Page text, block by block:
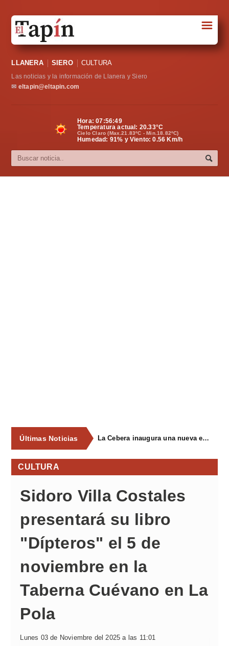
Sociedad
Política
Cultura
☰
LLANERA SIERO CULTURA
Las noticias y la información de Llanera y Siero
✉ eltapin@eltapin.com
Hora:07:56:49
Temperatura actual: 20.33°C
Cielo Claro (Max.21.83ºC - Min.18.82ºC)
Humedad: 91% y Viento: 0.56 Km/h
Últimas Noticias La Cebera inaugura una nueva edición de su ciclo cultural con propuestas para todos los públicos
CULTURA
Sidoro Villa Costales
presentará su libro
"Dípteros" el 5 de
noviembre en la
Taberna Cuévano en La
Pola
Lunes 03 de Noviembre del 2025 a las 11:01